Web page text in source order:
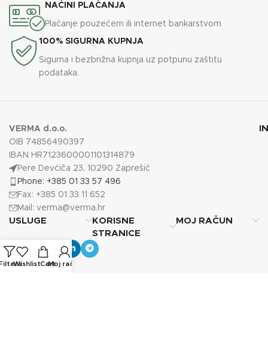
NAĆINI PLAĆANJA
Plaćanje pouzećem ili internet bankarstvom
100% SIGURNA KUPNJA
Sigurna i bezbrižna kupnja uz potpunu zaštitu
podataka.
VERMA d.o.o.
OIB 74856490397
IBAN HR7123600001101314879
Pere Devćiča 23, 10290 Zaprešić
Phone: +385 01 33 57 496
Fax: +385 01 33 11 652
Mail: verma@verma.hr
USLUGE
KORISNE
STRANICE
MOJ RAČUN
WishlistCartMoj račun